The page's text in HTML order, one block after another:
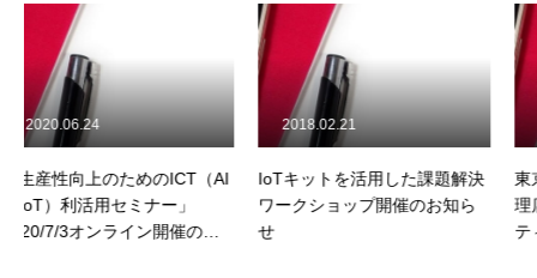
IoTキットを活用した課題解決
ワークショップ開催のお知ら
せ
2018.02.21
東京海上日動火災保険㈱様代
理店業務連絡会にてセキュリ
2016.12.06